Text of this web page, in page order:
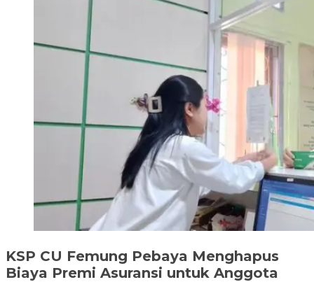
KSP CU Femung Pebaya Menghapus
Biaya Premi Asuransi untuk Anggota